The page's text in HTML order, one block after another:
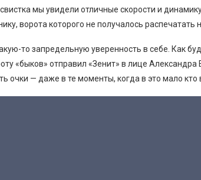
мы увидели отличные скорости и
ворота которого не получалось распечатать
то запредельную уверенность в себе. Как
«быков» отправил «Зенит» в лице
очки — даже в те моменты, когда в это мало кто